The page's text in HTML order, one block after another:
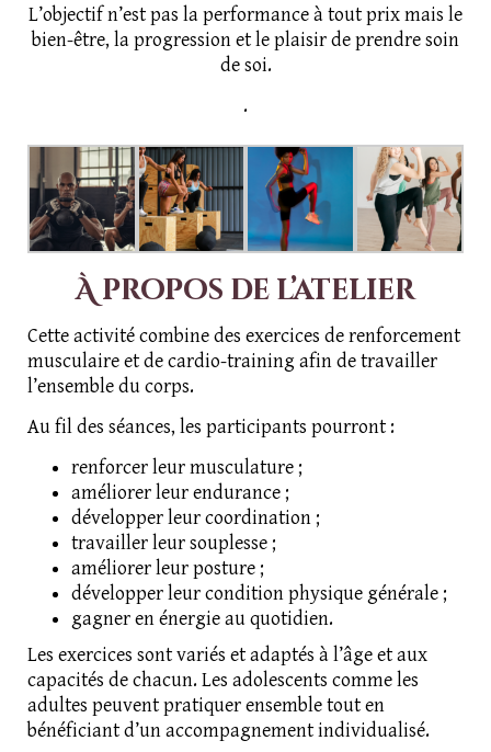
L’objectif n’est pas la performance à tout prix mais le
bien-être, la progression et le plaisir de prendre soin
de soi.
.
À propos de l’atelier
Cette activité combine des exercices de renforcement
musculaire et de cardio-training afin de travailler
l’ensemble du corps.
Au fil des séances, les participants pourront :
renforcer leur musculature ;
améliorer leur endurance ;
développer leur coordination ;
travailler leur souplesse ;
améliorer leur posture ;
développer leur condition physique générale ;
gagner en énergie au quotidien.
Les exercices sont variés et adaptés à l’âge et aux
capacités de chacun. Les adolescents comme les
adultes peuvent pratiquer ensemble tout en
bénéficiant d’un accompagnement individualisé.